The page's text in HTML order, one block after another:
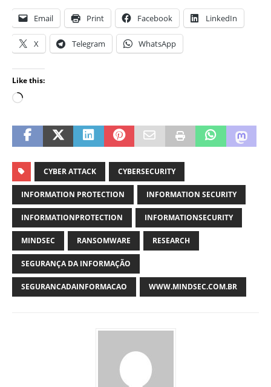
Email Print Facebook LinkedIn
X Telegram WhatsApp
Like this:
CYBER ATTACK CYBERSECURITY
INFORMATION PROTECTION INFORMATION SECURITY
INFORMATIONPROTECTION INFORMATIONSECURITY
MINDSEC RANSOMWARE RESEARCH
SEGURANÇA DA INFORMAÇÃO
SEGURANCADAINFORMACAO WWW.MINDSEC.COM.BR